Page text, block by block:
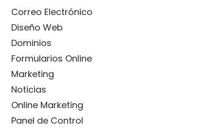
Correo Electrónico
Diseño Web
Dominios
Formularios Online
Marketing
Noticias
Online Marketing
Panel de Control